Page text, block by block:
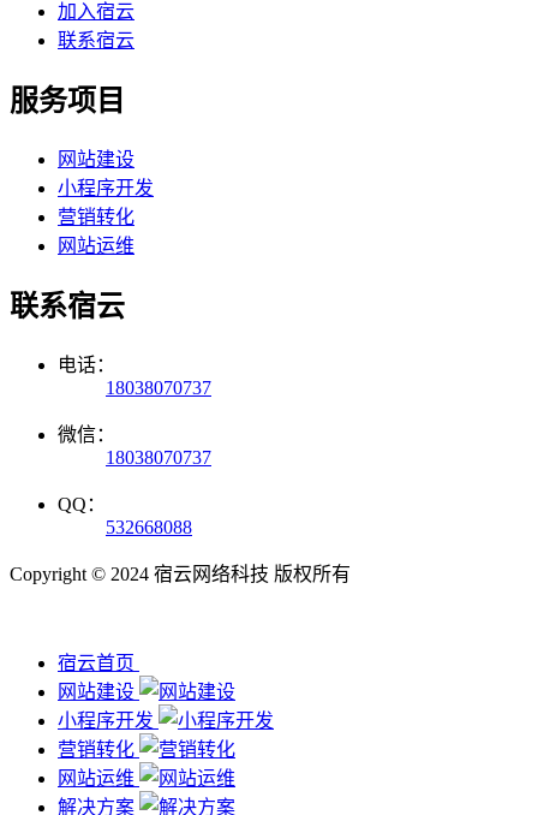
加入宿云
联系宿云
服务项目
网站建设
小程序开发
营销转化
网站运维
联系宿云
电话：
18038070737
微信：
18038070737
QQ：
532668088
Copyright © 2024 宿云网络科技 版权所有
宿云首页
网站建设
小程序开发
营销转化
网站运维
解决方案